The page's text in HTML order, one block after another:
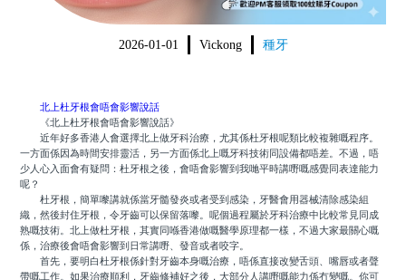
根管收費
美學收費
門診時間
2026-01-01 Vickong 種牙
北上杜牙根會唔會影響說話
《北上杜牙根會唔會影響說話》
近年好多香港人會選擇北上做牙科治療，尤其係杜牙根呢類比較複雜嘅程序。
一方面係因為時間安排靈活，另一方面係北上嘅牙科技術同設備都唔差。不過，唔
少人心入面會有疑問：杜牙根之後，會唔會影響到我哋平時講嘢嘅感覺同表達能力
呢？
杜牙根，簡單嚟講就係當牙髓發炎或者受到感染，牙醫會用器械清除感染組
織，然後封住牙根，令牙齒可以保留落嚟。呢個過程屬於牙科治療中比較常見同成
熟嘅技術。北上做杜牙根，其實同喺香港做嘅醫學原理都一樣，不過大家最關心嘅
係，治療後會唔會影響到日常講嘢、發音或者咬字。
首先，要明白杜牙根係針對牙齒本身嘅治療，唔係直接改變舌頭、嘴唇或者聲
帶嘅工作。如果治療順利，牙齒修補好之後，大部分人講嘢嘅能力係冇變嘅。你可